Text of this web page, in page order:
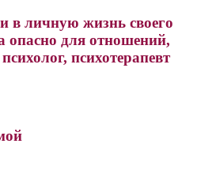
в личную жизнь своего
опасно для отношений,
психотерапевт